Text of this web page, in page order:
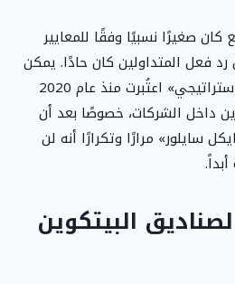
صغيرًا نسبيًا وفقًا للمعايير
فعل المتداولين كان حادًا. يمكن
إرجاع هذا القلق إلى أن «إستراتيجي» اعتُبرت منذ عام 2020
داخل الشركات، خصوصًا بعد أن
سايلور» مرارًا وتكرارًا أنه لن
البيتكوين